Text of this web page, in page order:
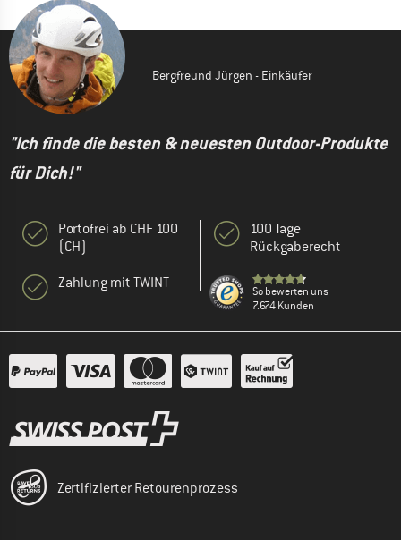
Bergfreund Jürgen - Einkäufer
"Ich finde die besten & neuesten Outdoor-Produkte
für Dich!"
Portofrei ab CHF 100
(CH)
Zahlung mit TWINT
100 Tage
Rückgaberecht
So bewerten uns
7.674 Kunden
Zertifizierter Retourenprozess